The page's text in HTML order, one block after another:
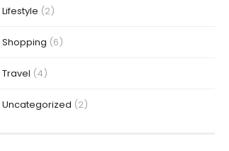
Lifestyle (2)
Shopping (6)
Travel (4)
Uncategorized (2)